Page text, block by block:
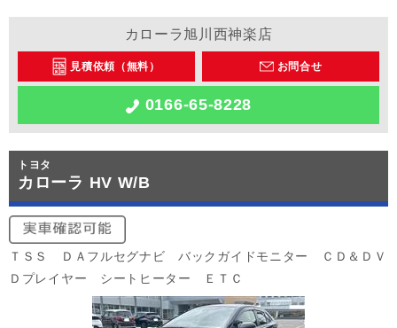
カローラ旭川西神楽店
見積依頼（無料） お問合せ
0166-65-8228
トヨタ
カローラ HV W/B
ＴＳＳ ＤＡフルセグナビ バックガイドモニター ＣＤ＆ＤＶ
Ｄプレイヤー シートヒーター ＥＴＣ